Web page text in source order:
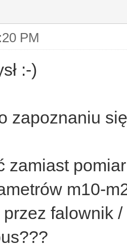
PM
:-)
zapoznaniu
zamiast
m10-
falownik